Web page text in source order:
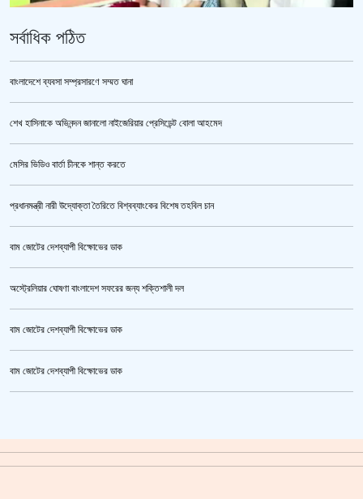
‘জুলাই গণঅভ্যুত্থান স্মৃতি জাদুঘর’ উদ্বোধন করলেন প্রধানমন্ত্রী
সর্বাধিক পঠিত
বাংলাদেশে ব্যবসা সম্প্রসারণে সম্মত ঘানা
শেখ হাসিনাকে অভিনন্দন জানালো নাইজেরিয়ার প্রেসিডেন্ট বোলা আহমেদ
মেসির ভিডিও বার্তা চীনকে শান্ত করতে
প্রধানমন্ত্রী নারী উদ্যোক্তা তৈরিতে বিশ্বব্যাংকের বিশেষ তহবিল চান
বাম জোটের দেশব্যাপী বিক্ষোভের ডাক
অস্ট্রেলিয়ার ঘোষণা বাংলাদেশ সফরের জন্য শক্তিশালী দল
বাম জোটের দেশব্যাপী বিক্ষোভের ডাক
বাম জোটের দেশব্যাপী বিক্ষোভের ডাক
গাজীপুর মহাসড়ক অবরোধ,সিটি করপোরেশনের গাড়ি চাপায় শ্রমিক নিহত